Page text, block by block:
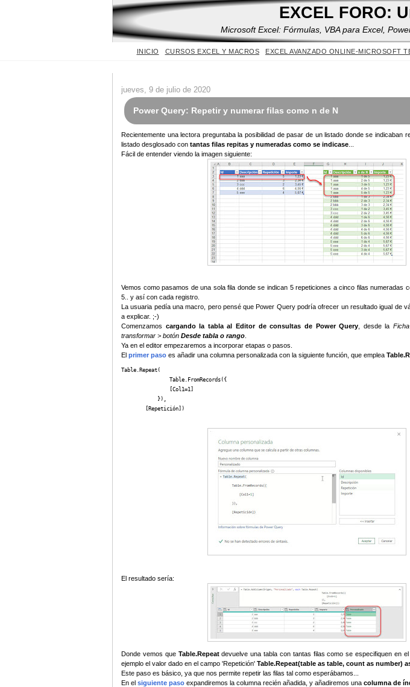
Yes
EXCEL FORO:
Microsoft Excel: Fórmulas, VBA para Excel,
INICIO CURSOS EXCEL Y MACROS EXCEL AVANZADO ONLINE-MICROSOFT
jueves, 9 de julio de 2020
Power Query: Repetir y numerar filas como n de N
Recientemente una lectora preguntaba la posibilidad de pasar de un listado donde se indicaban
listado desglosado con tantas filas repitas y numeradas como se indicase
Fácil de entender viendo la imagen siguiente:
Vemos como pasamos de una sola fila donde se indican 5 repeticiones a cinco filas numeradas
5.. y así con cada registro.
La usuaria pedía una macro, pero pensé que Power Query podría ofrecer un resultado igual de
a explicar. ;-)
Comenzamos cargando la tabla al Editor de consultas de Power Query , desde la
transformar > botón Desde tabla o rango
Ya en el editor empezaremos a incorporar etapas o pasos.
El primer paso es añadir una columna personalizada con la siguiente función, que emplea
Table.Repeat(
            }),
        [Repetición])
El resultado sería:
Donde vemos que Table.Repeatdevuelve una tabla con tantas filas como se especifiquen en
ejemplo el valor dado en el campo 'Repetición' Table.Repeat(table as table, count as number)
Este paso es básico, ya que nos permite repetir las filas tal como esperábamos...
En el siguiente paso expandiremos la columna recién añadida, y añadiremos una columna de